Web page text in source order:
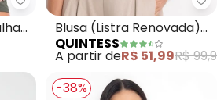
Quintess - Blusa (Preta) em
Blusa (Listra Renovada)
em Malha de Viscose
QUINTESS
A partir deR$ 51,99R$
-38%